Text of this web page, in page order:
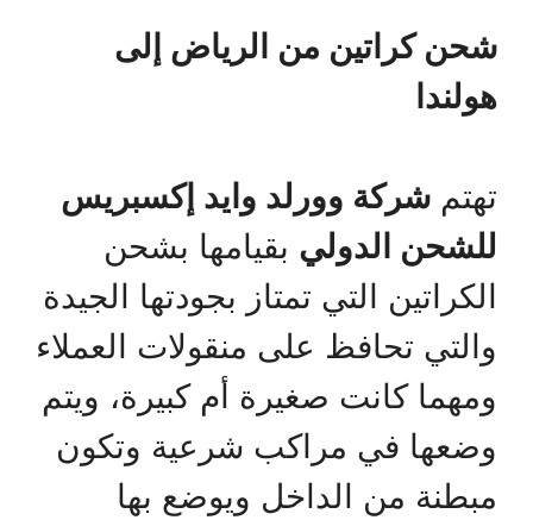
شحن كراتين من الرياض إلى
هولندا
تهتم شركة وورلد وايد إكسبريس
للشحن الدولي بقيامها بشحن
الكراتين التي تمتاز بجودتها الجيدة
والتي تحافظ على منقولات العملاء
ومهما كانت صغيرة أم كبيرة، ويتم
وضعها في مراكب شرعية وتكون
مبطنة من الداخل ويوضع بها